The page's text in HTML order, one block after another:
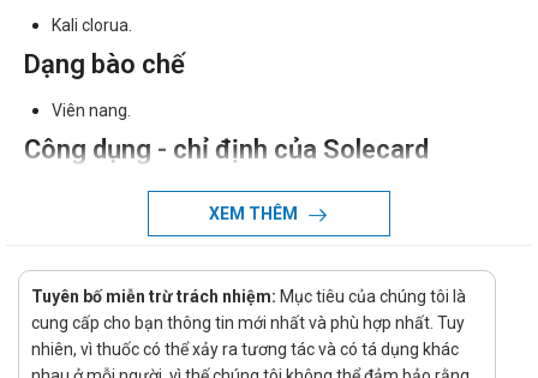
Kali clorua.
Dạng bào chế
Viên nang.
Công dụng - chỉ định của Solecard
Solecard được chỉ định điều trị trong các trường hợp:
Các vấn đề về tuần hoàn máu
Loạn nhịp tim
Huyết áp cao
Chức năng tim suy giảm
XEM THÊM
Tuyên bố miễn trừ trách nhiệm: Mục tiêu của chúng tôi là
cung cấp cho bạn thông tin mới nhất và phù hợp nhất. Tuy
nhiên, vì thuốc có thể xảy ra tương tác và có tá dụng khác